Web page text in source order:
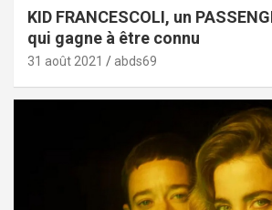
KID FRANCESCOLI, un
qui gagne à être connu
31 août 2021 abds69